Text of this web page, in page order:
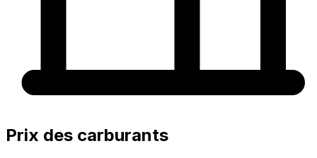
Prix des carburants